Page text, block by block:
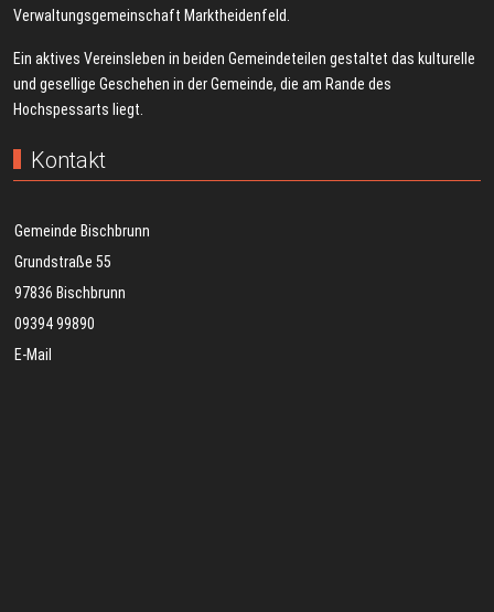
Verwaltungsgemeinschaft Marktheidenfeld.
Ein aktives Vereinsleben in beiden Gemeindeteilen gestaltet das kulturelle
und gesellige Geschehen in der Gemeinde, die am Rande des
Hochspessarts liegt.
Kontakt
Gemeinde Bischbrunn
Grundstraße 55
97836 Bischbrunn
09394 99890
E-Mail